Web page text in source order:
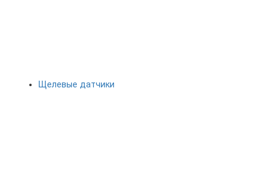
Щелевые датчики